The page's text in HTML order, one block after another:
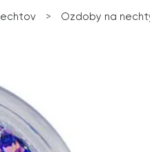
> Ozdoby na